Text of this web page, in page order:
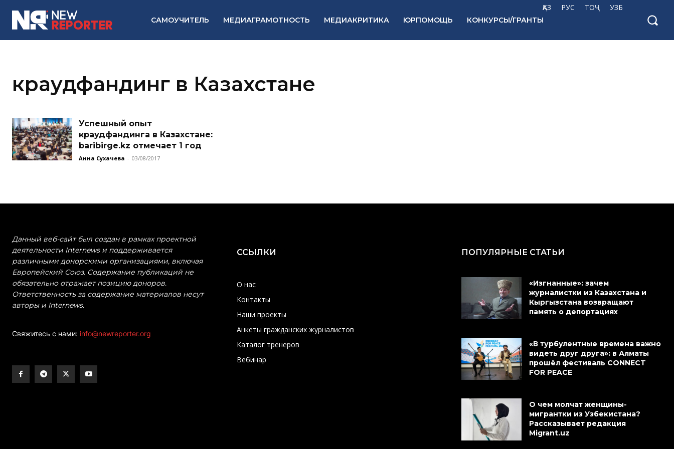
ҚАЗ РУС ТОҶ УЗБ
САМОУЧИТЕЛЬ МЕДИАГРАМОТНОСТЬ МЕДИАКРИТИКА ЮРПОМОЩЬ КОНКУРСЫ/ГРАНТЫ
краудфандинг в Казахстане
Успешный опыт
краудфандинга в Казахстане:
baribirge.kz отмечает 1 год
Анна Сухачева - 03/08/2017
Данный веб-сайт был создан в рамках проектной
деятельности Internews и поддерживается
различными донорскими организациями, включая
Европейский Союз. Содержание публикаций не
обязательно отражает позицию доноров.
Ответственность за содержание материалов несут
авторы и Internews.
Свяжитесь с нами: info@newreporter.org
ССЫЛКИ
О нас
Контакты
Наши проекты
Анкеты гражданских журналистов
Каталог тренеров
Вебинар
ПОПУЛЯРНЫЕ СТАТЬИ
«Изгнанные»: зачем
журналистки из Казахстана и
Кыргызстана возвращают
память о депортациях
«В турбулентные времена важно
видеть друг друга»: в Алматы
прошёл фестиваль CONNECT
FOR PEACE
О чем молчат женщины-
мигрантки из Узбекистана?
Рассказывает редакция
Migrant.uz